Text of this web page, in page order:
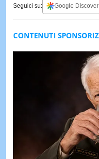
Seguici su: Google Discover